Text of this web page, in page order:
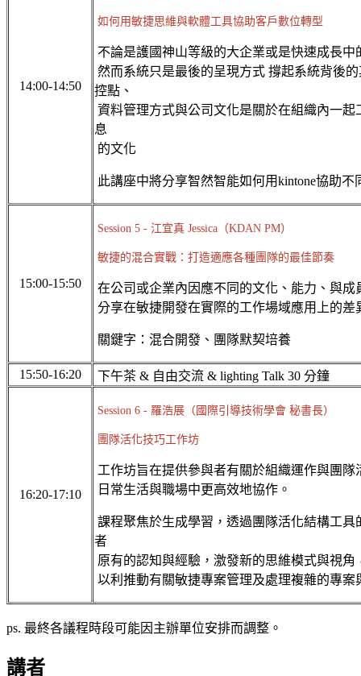
14:00-14:50
如何用敏捷思維與軟體工具協助客戶數位轉型
不論是護國神山等級的大企業或是快速成長
然而系統只是最後的呈現方式 撐起系統背後
控點、
資料管理方式與公司文化是關於在組織內一
息
的文化
此講座中將分享智然智能如何用kintone協助
15:00-15:50
Session 5 - 江宜真 Jessica（KDAN PM）
敏捷的混合實戰：打造適應各種團隊的最佳節奏
在公司或企業內因應不同的文化、能力、與成
分享在敏捷開發在實際的工作場域應用上的差
關鍵字：混合開發、團隊默契培養
15:50-16:20 下午茶 & 自由交流 & lighting Talk 30 分鐘
16:20-17:10
Session 6 - 羅浩展（國際引導技術學會 秘書長）
團隊活化技巧工作坊
工作坊旨在提供參與者有關於組織運作與團
日常生活與職場中更高效地協作。
課程聚焦於生成學習，透過團隊活化結構工
者
原有的認知與經驗，激發新的思維模式與視
以利推動有關敏捷專案管理及處理複雜的專案
ps. 最終各議程時段可能因主辦單位安排而調整。
講者